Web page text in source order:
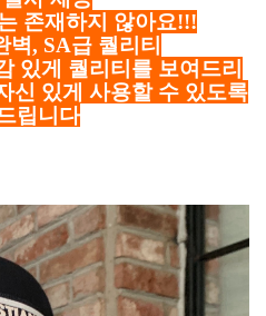
존재하지 않아요!!!
벽, SA급 퀄리티
있게 퀄리티를 보여드리
신 있게 사용할 수 있도록
립니다